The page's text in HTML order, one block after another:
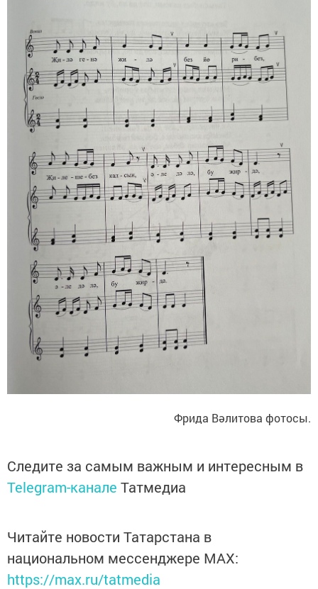
Фрида Вәлитова фотосы.
Следите за самым важным и интересным в
Telegram-канале Татмедиа
Читайте новости Татарстана в
национальном мессенджере MАХ:
https://max.ru/tatmedia